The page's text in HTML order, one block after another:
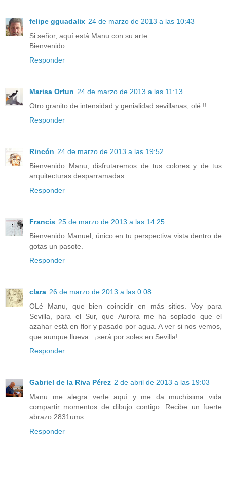
felipe gguadalix 24 de marzo de 2013 a las 10:43
Si señor, aquí está Manu con su arte.
Bienvenido.
Responder
Marisa Ortun 24 de marzo de 2013 a las 11:13
Otro granito de intensidad y genialidad sevillanas, olé !!
Responder
Rincón 24 de marzo de 2013 a las 19:52
Bienvenido Manu, disfrutaremos de tus colores y de tus
arquitecturas desparramadas
Responder
Francis 25 de marzo de 2013 a las 14:25
Bienvenido Manuel, único en tu perspectiva vista dentro de
gotas un pasote.
Responder
clara 26 de marzo de 2013 a las 0:08
OLé Manu, que bien coincidir en más sitios. Voy para
Sevilla, para el Sur, que Aurora me ha soplado que el
azahar está en flor y pasado por agua. A ver si nos vemos,
que aunque llueva...¡será por soles en Sevilla!...
Responder
Gabriel de la Riva Pérez 2 de abril de 2013 a las 19:03
Manu me alegra verte aquí y me da muchísima vida
compartir momentos de dibujo contigo. Recibe un fuerte
abrazo.2831ums
Responder